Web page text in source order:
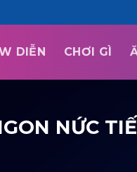
DIỄN CHƠI GÌ
NỨC